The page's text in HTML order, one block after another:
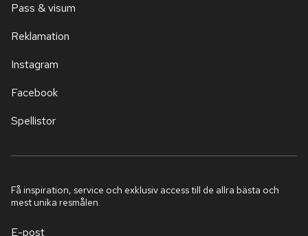
Pass & visum
Reklamation
Instagram
Facebook
Spellistor
Få inspiration, service och exklusiv access till de allra bästa och
mest unika resmålen.
E-post